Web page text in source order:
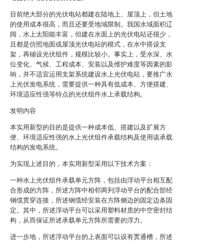
目前绝大部分的光伏电站都建在陆地上、屋顶上，但土地
的使用成本很高，而且还要受地域限制。我国水域面积辽
阔，水上太阳能丰富，但建在水面上的光伏电站还很少，
且都是仿照地面或屋顶光伏电站的模式，在水中搭设支
架，再铺设光伏组件，规模比较小。事实上，受水深、水
位变化、气候、工程成本、安装以及维护难度等因素的影
响，并不适宜运用支架系统建设水上光伏电站，要推广水
上光伏发电系统，需要提供一种具有低成本、方便搭建、
环境适应性强等特点的光伏组件水上承载结构。
发明内容
本实用新型的目的是提供一种成本低、搭建以及扩展方
便、环境适应性强的水上光伏组件承载结构及使用该承载
结构的发电系统。
为实现上述目的，本实用新型采用以下技术方案：
一种水上光伏组件承载单元方阵，包括由浮动平台相互配
合形成的方阵，所述方阵中相邻两列浮动平台的配合部经
钢缆贯穿连接，所述钢缆经安装在方阵侧边的固定边条固
定。其中，所述浮动平台可以采用塑料材质的中空密封结
构，从而保证所述承载单元方阵所需要的浮力。
进一步地，所述浮动平台的上表面可以设有贯通槽，所述